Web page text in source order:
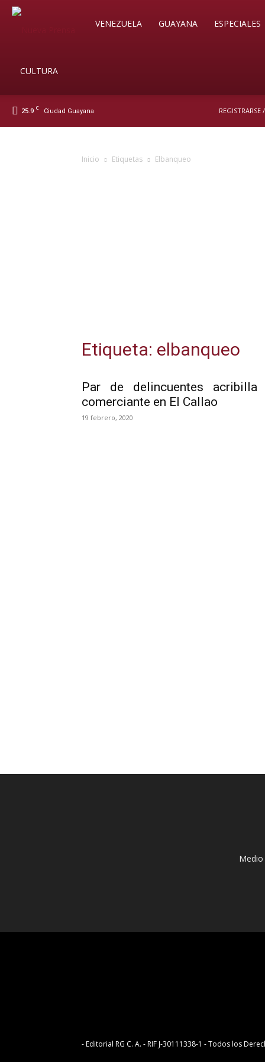
Soy
Digital
VENEZUELA GUAYANA ESPECIALES
CULTURA
25.9 C Ciudad Guayana REGISTRARSE
Inicio Etiquetas Elbanqueo
Etiqueta: elbanqueo
Par de delincuentes acribilla
comerciante en El Callao
19 febrero, 2020
- Editorial RG C. A. - RIF J-30111338-1 - Todos los